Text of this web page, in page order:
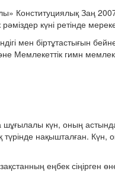
Конституциялық Заң
күні ретінде
мен біртұтастығын
Мемлекеттік гимн
күн, оның
түрінде нақышталған.
еңбек сіңірген